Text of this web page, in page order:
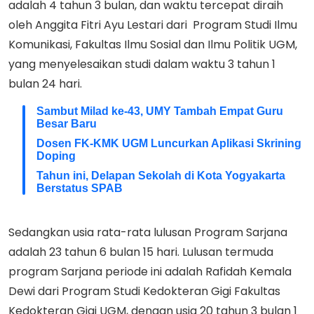
adalah 4 tahun 3 bulan, dan waktu tercepat diraih
oleh Anggita Fitri Ayu Lestari dari Program Studi Ilmu
Komunikasi, Fakultas Ilmu Sosial dan Ilmu Politik UGM,
yang menyelesaikan studi dalam waktu 3 tahun 1
bulan 24 hari.
Sambut Milad ke-43, UMY Tambah Empat Guru
Besar Baru
Dosen FK-KMK UGM Luncurkan Aplikasi Skrining
Doping
Tahun ini, Delapan Sekolah di Kota Yogyakarta
Berstatus SPAB
Sedangkan usia rata-rata lulusan Program Sarjana
adalah 23 tahun 6 bulan 15 hari. Lulusan termuda
program Sarjana periode ini adalah Rafidah Kemala
Dewi dari Program Studi Kedokteran Gigi Fakultas